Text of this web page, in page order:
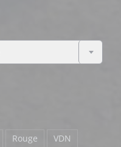
Rouge VDN